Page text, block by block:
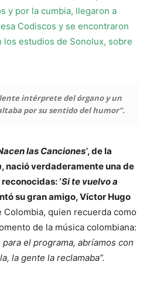
y por la cumbia, llegaron a
Codiscos y se encontraron
los estudios de Sonolux, sobre
intérprete del órgano y un
por su sentido del humor”.
las Canciones’, de la
, nació verdaderamente una de
‘Si te vuelvo a
su gran amigo, Víctor Hugo
Colombia, quien recuerda como
de la música colombiana:
para el programa, abríamos con
la gente la reclamaba”.